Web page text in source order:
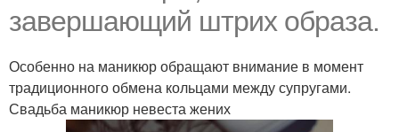
завершающий штрих образа.
Особенно на маникюр обращают внимание в момент
традиционного обмена кольцами между супругами.
Свадьба маникюр невеста жених